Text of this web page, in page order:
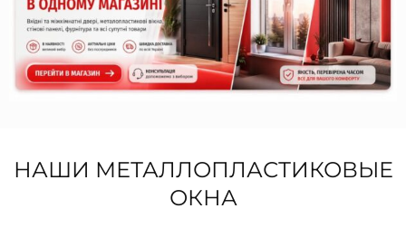
НАШИ МЕТАЛЛОПЛАСТИКОВЫЕ
ОКНА